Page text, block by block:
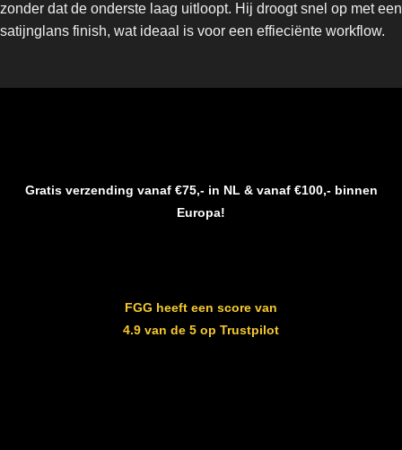
zonder dat de onderste laag uitloopt. Hij droogt snel op met een
satijnglans finish, wat ideaal is voor een effieciënte workflow.
Gratis verzending vanaf €75,- in NL & vanaf €100,- binnen
Europa!
FGG heeft een score van
4.9 van de 5 op Trustpilot